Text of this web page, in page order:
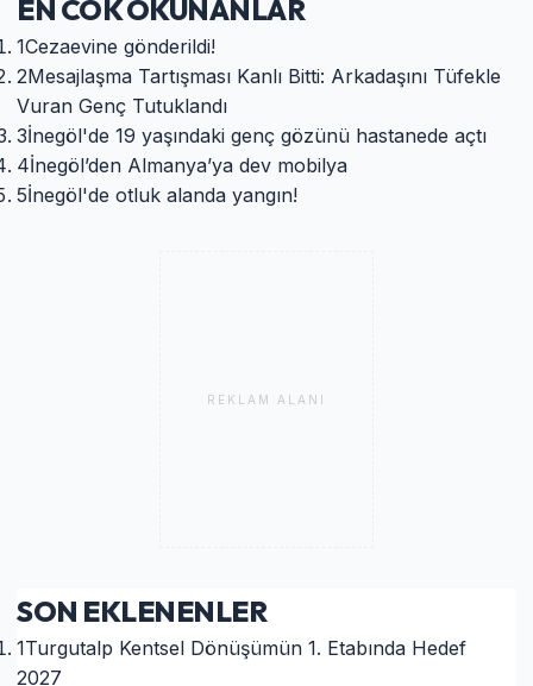
EN COK OKUNANLAR
1Cezaevine gönderildi!
2​Mesajlaşma Tartışması Kanlı Bitti: Arkadaşını Tüfekle
Vuran Genç Tutuklandı
3İnegöl'de 19 yaşındaki genç gözünü hastanede açtı
4İnegöl’den Almanya’ya dev mobilya
5İnegöl'de otluk alanda yangın!
REKLAM ALANI
SON EKLENENLER
1Turgutalp Kentsel Dönüşümün 1. Etabında Hedef
2027